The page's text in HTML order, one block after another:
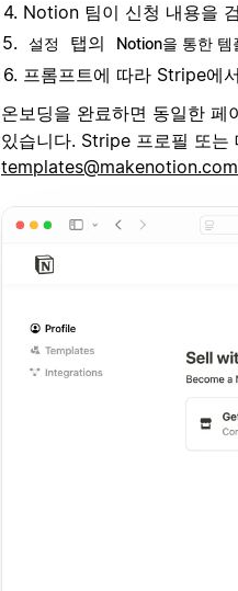
Notion 팀이 신청 내용을
설정 탭의 Notion을 통한 템
프롬프트에 따라 Stripe에
온보딩을 완료하면 동일한 페
있습니다. Stripe 프로필 또는
templates@makenotion.com